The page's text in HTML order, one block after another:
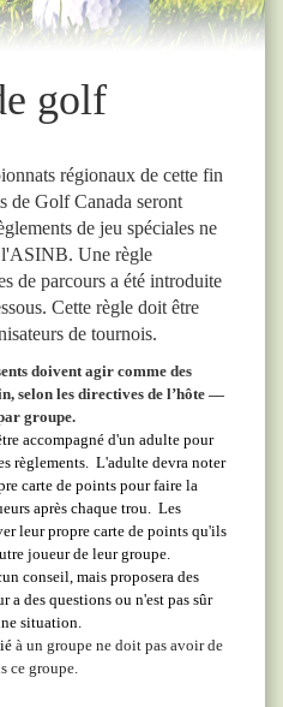
golf
régionaux de cette fin
de Golf Canada seront
de jeu spéciales ne
l'ASINB. Une règle
de parcours a été introduite
Cette règle doit être
de tournois.
doivent agir comme des
selon les directives de l’hôte —
groupe.
accompagné d'un adulte pour
règlements . L'adulte devra noter
carte de points pourfaire la
après chaque trou. Les
leur propre carte de points qu'ils
joueur de leur groupe.
conseil, mais proposera des
a des questions ou n'est pas sûr
situation.
à un groupe ne doit pas avoir de
ce groupe.